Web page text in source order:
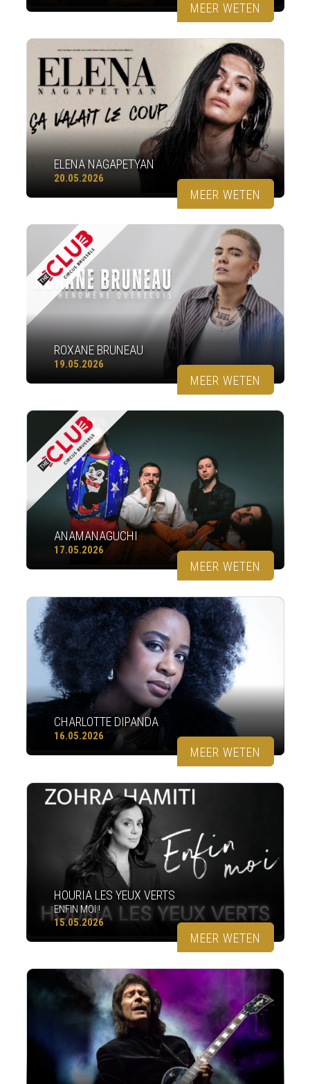
MEER WETEN
ELENA NAGAPETYAN
20.05.2026
MEER WETEN
ROXANE BRUNEAU
19.05.2026
MEER WETEN
ANAMANAGUCHI
17.05.2026
MEER WETEN
CHARLOTTE DIPANDA
16.05.2026
MEER WETEN
HOURIA LES YEUX VERTS
ENFIN MOI !
15.05.2026
MEER WETEN